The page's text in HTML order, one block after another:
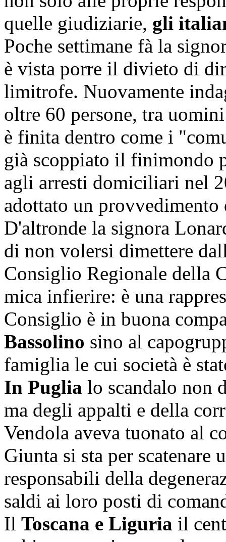
quelle giudiziarie, gli
Poche settimane fà la
è vista porre il divieto di
limitrofe. Nuovamente
oltre 60 persone, tra
è finita dentro come i
già scoppiato il finimondo
agli arresti domiciliari nel
adottato un provvedimento
D'altronde la signora
di non volersi dimettere
Consiglio Regionale della
mica infierire: è una
Consiglio è in buona
Bassolino sino al
famiglia le cui società è
In Puglia lo scandalo
ma degli appalti e della
Vendola aveva tuonato al
Giunta si sta per
responsabili della
saldi ai loro posti di
Il Toscana e Liguria il